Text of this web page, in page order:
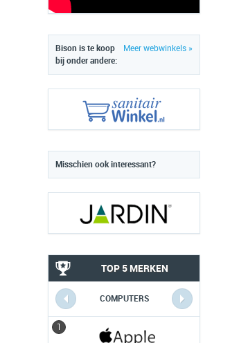
Meer webwinkels »
Bison is te koop
bij onder andere:
Misschien ook interessant?
TOP 5 MERKEN
COMPUTERS
1